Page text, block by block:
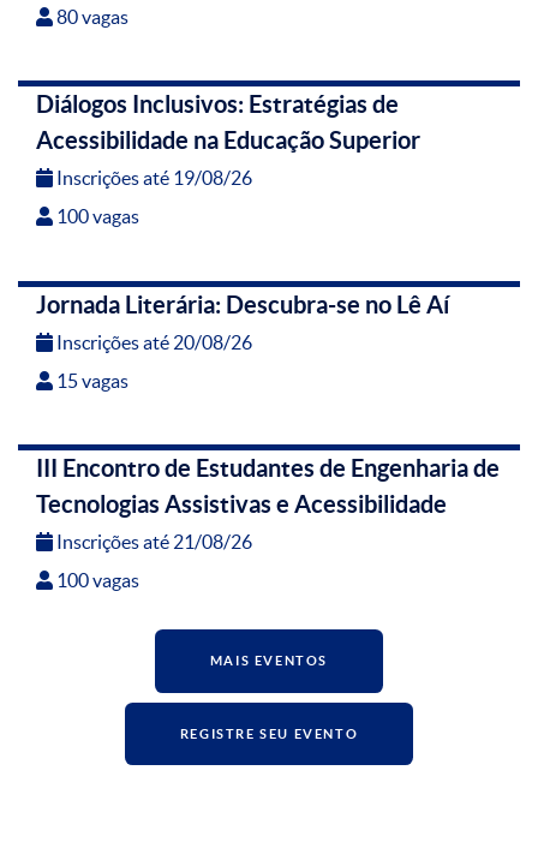
80 vagas
Diálogos Inclusivos: Estratégias de
Acessibilidade na Educação Superior
Inscrições até 19/08/26
100 vagas
Jornada Literária: Descubra-se no Lê Aí
Inscrições até 20/08/26
15 vagas
III Encontro de Estudantes de Engenharia de
Tecnologias Assistivas e Acessibilidade
Inscrições até 21/08/26
100 vagas
MAIS EVENTOS
REGISTRE SEU EVENTO